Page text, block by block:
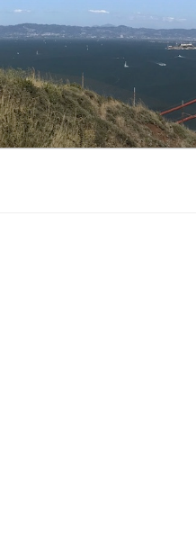
Saltar
al
contenido